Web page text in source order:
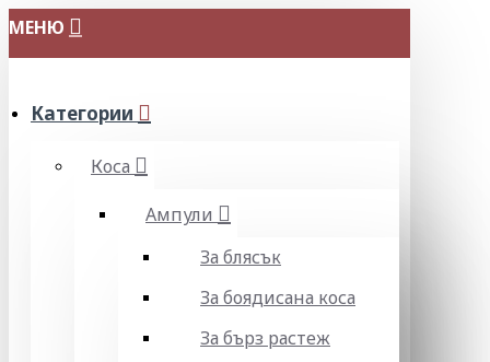
МЕНЮ
Категории
Коса
Ампули
За блясък
За боядисана коса
За бърз растеж